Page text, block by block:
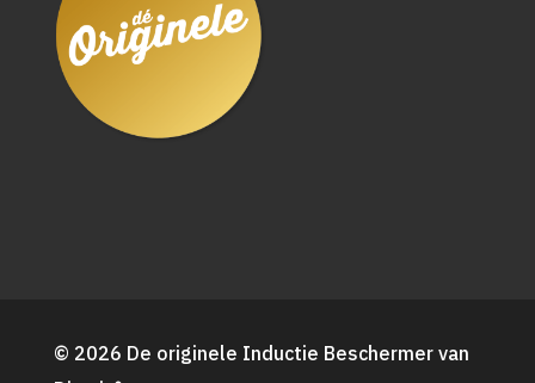
© 2026 De originele Inductie Beschermer van